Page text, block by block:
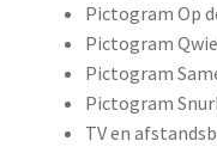
Pictogram Op
Pictogram
Pictogram
Pictogram
TV en